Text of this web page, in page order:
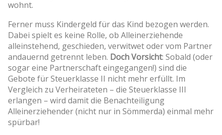
wohnt.
Ferner muss Kindergeld für das Kind bezogen werden.
Dabei spielt es keine Rolle, ob Alleinerziehende
alleinstehend, geschieden, verwitwet oder vom Partner
andauernd getrennt leben. Doch Vorsicht: Sobald (oder
sogar eine Partnerschaft eingegangen!) sind die
Gebote für Steuerklasse II nicht mehr erfüllt. Im
Vergleich zu Verheirateten – die Steuerklasse III
erlangen – wird damit die Benachteiligung
Alleinerziehender (nicht nur in Sömmerda) einmal mehr
spürbar!